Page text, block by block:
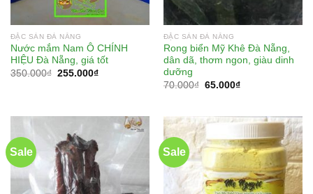
ĐẶC SẢN ĐÀ NẴNG
Nước mắm Nam Ô CHÍNH
HIỆU Đà Nẵng, giá tốt
350.000₫ 255.000₫
ĐẶC SẢN ĐÀ NẴNG
Rong biển Mỹ Khê Đà Nẵng,
dân dã, thơm ngon, giàu dinh
dưỡng
70.000₫ 65.000₫
Sale Sale